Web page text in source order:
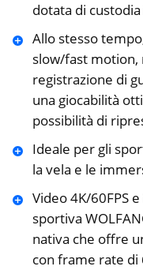
dotata di
Allo stesso
slow/fast motion,
registrazione di
una giocabilità
possibilità di
Ideale per gli
la vela e le
Video 4K/60FPS
sportiva
nativa che offre
con frame rate